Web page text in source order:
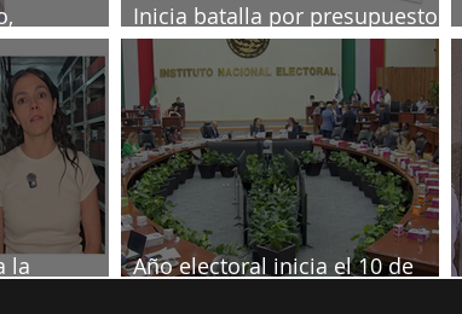
de
Inicia batalla por presupuesto
2027
la
Año electoral inicia el 10 de